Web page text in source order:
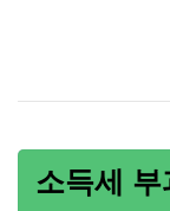
소득세